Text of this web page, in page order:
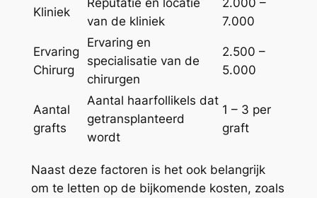
Kliniek
van de kliniek
7.000
Ervaring
Chirurg
Ervaring en
specialisatie van de
chirurgen
2.500 –
5.000
Aantal
grafts
Aantal haarfollikels dat
getransplanteerd
wordt
1 – 3 per
graft
Naast deze factoren is het ook belangrijk
om te letten op de bijkomende kosten, zoals